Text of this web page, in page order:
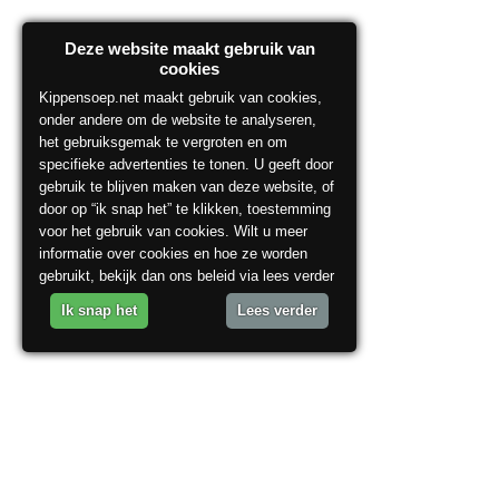
Deze website maakt gebruik van
cookies
Kippensoep.net maakt gebruik van cookies,
onder andere om de website te analyseren,
het gebruiksgemak te vergroten en om
specifieke advertenties te tonen. U geeft door
gebruik te blijven maken van deze website, of
door op “ik snap het” te klikken, toestemming
voor het gebruik van cookies. Wilt u meer
informatie over cookies en hoe ze worden
gebruikt, bekijk dan ons beleid via lees verder
Ik snap het Lees verder